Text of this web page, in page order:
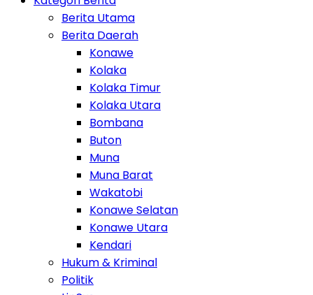
Berita Utama
Berita Daerah
Konawe
Kolaka
Kolaka Timur
Kolaka Utara
Bombana
Buton
Muna
Muna Barat
Wakatobi
Konawe Selatan
Konawe Utara
Kendari
Hukum & Kriminal
Politik